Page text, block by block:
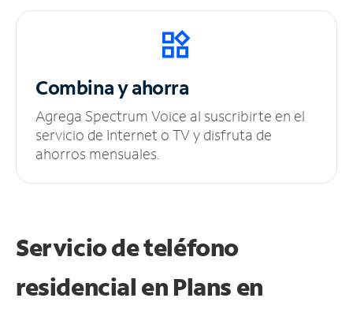
Combina y ahorra
Agrega Spectrum Voice al suscribirte en el
servicio de Internet o TV y disfruta de
ahorros mensuales.
Servicio de teléfono
residencial en Plans en